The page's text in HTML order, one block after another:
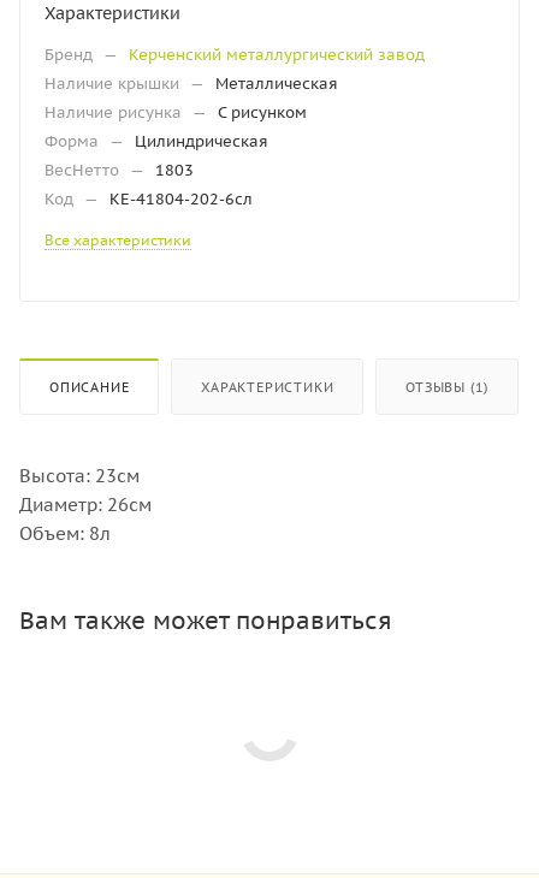
Характеристики
Бренд —
Керченский металлургический завод
Наличие крышки
—
Металлическая
Наличие рисунка
—
С рисунком
Форма
—
Цилиндрическая
ВесНетто —
1803
Код — КЕ-41804-202-6сл
Все характеристики
ОПИСАНИЕ ХАРАКТЕРИСТИКИ ОТЗЫВЫ (1)
Высота: 23см
Диаметр: 26см
Объем: 8л
Вам также может понравиться